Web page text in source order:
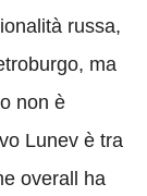
russa,
ma
non è
Lunev è tra
overall ha